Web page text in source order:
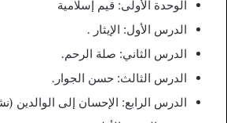
الوحدة الأولى: قيم إسلامية
الدرس الأول: الإيثار .
الدرس الثاني: صلة الرحم.
الدرس الثالث: حسن الجوار.
الدرس الرابع: الإحسان إلى الوالدين